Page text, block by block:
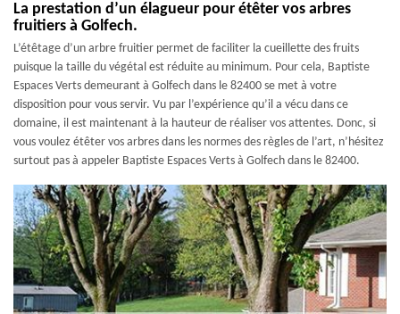
La prestation d’un élagueur pour étêter vos arbres
fruitiers à Golfech.
L’étêtage d’un arbre fruitier permet de faciliter la cueillette des fruits
puisque la taille du végétal est réduite au minimum. Pour cela, Baptiste
Espaces Verts demeurant à Golfech dans le 82400 se met à votre
disposition pour vous servir. Vu par l’expérience qu’il a vécu dans ce
domaine, il est maintenant à la hauteur de réaliser vos attentes. Donc, si
vous voulez étêter vos arbres dans les normes des règles de l’art, n’hésitez
surtout pas à appeler Baptiste Espaces Verts à Golfech dans le 82400.